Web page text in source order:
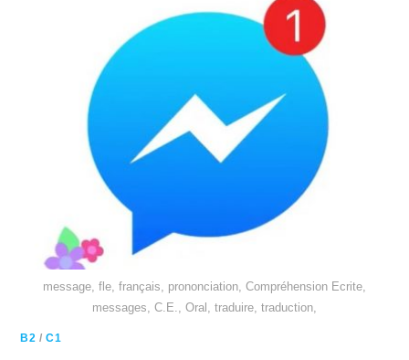
message, fle, français, prononciation, Compréhension Ecrite,
messages, C.E., Oral, traduire, traduction,
B2 /C1